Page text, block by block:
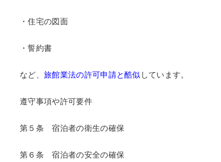
・住宅の図面
・誓約書
など、 旅館業法の許可申請と酷似 しています。
遵守事項や許可要件
第５条 宿泊者の衛生の確保
第６条 宿泊者の安全の確保